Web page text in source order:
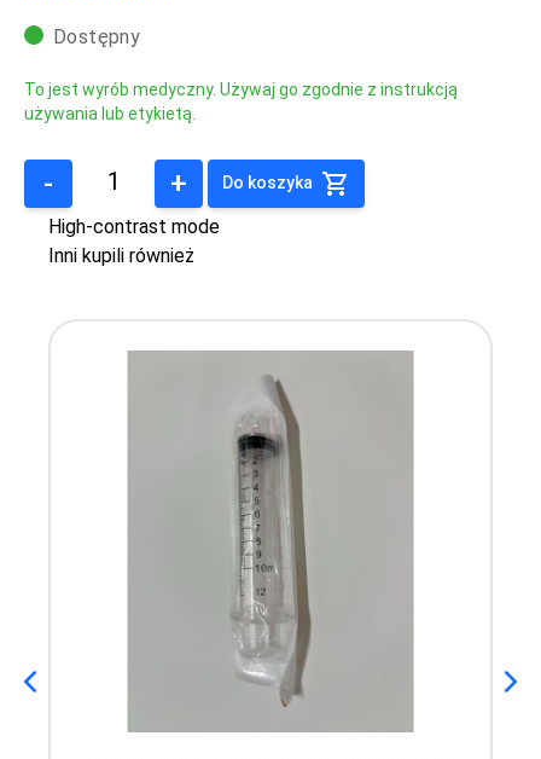
Dostępny
To jest wyrób medyczny. Używaj go zgodnie z instrukcją
używania lub etykietą.
- + Do koszyka
High-contrast mode
Inni kupili również